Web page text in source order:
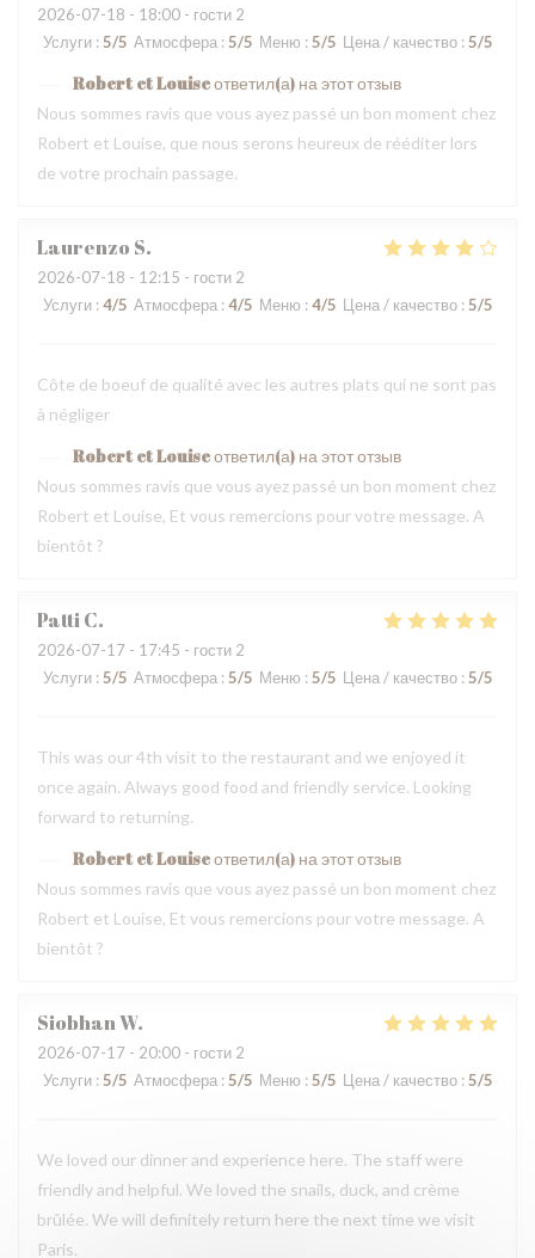
2026-07-18 - 18:00 - гости 2
Услуги : 5/5 Атмосфера : 5/5 Меню : 5/5 Цена / качество : 5/5
Robert et Louiseответил(а) на этот отзыв
Nous sommes ravis que vous ayez passé un bon moment chez
Robert et Louise, que nous serons heureux de rééditer lors
de votre prochain passage.
Laurenzo S
2026-07-18 - 12:15 - гости 2
Услуги : 4/5 Атмосфера : 4/5 Меню : 4/5 Цена / качество : 5/5
Côte de boeuf de qualité avec les autres plats qui ne sont pas
à négliger
Robert et Louiseответил(а) на этот отзыв
Nous sommes ravis que vous ayez passé un bon moment chez
Robert et Louise, Et vous remercions pour votre message. A
bientôt ?
PattiC
2026-07-17 - 17:45 - гости 2
Услуги : 5/5 Атмосфера : 5/5 Меню : 5/5 Цена / качество : 5/5
This was our 4th visit to the restaurant and we enjoyed it
once again. Always good food and friendly service. Looking
forward to returning.
Robert et Louiseответил(а) на этот отзыв
Nous sommes ravis que vous ayez passé un bon moment chez
Robert et Louise, Et vous remercions pour votre message. A
bientôt ?
SiobhanW
2026-07-17 - 20:00 - гости 2
Услуги : 5/5 Атмосфера : 5/5 Меню : 5/5 Цена / качество : 5/5
We loved our dinner and experience here. The staff were
friendly and helpful. We loved the snails, duck, and crème
brûlée. We will definitely return here the next time we visit
Paris.